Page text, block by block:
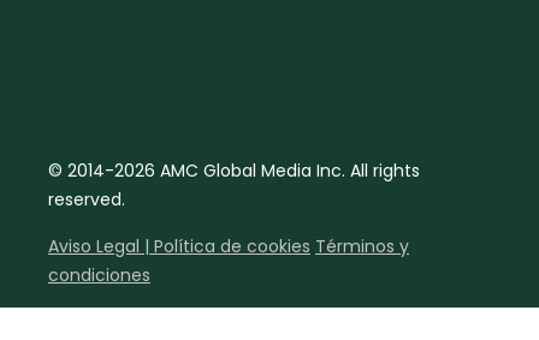
© 2014-2026 AMC Global Media Inc. All rights
reserved.
Aviso Legal | Política de cookies Términos y
condiciones